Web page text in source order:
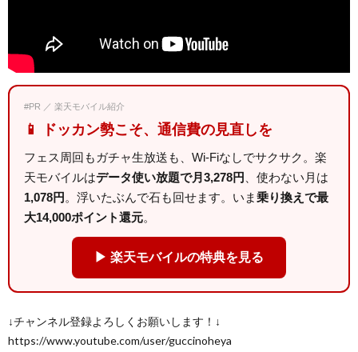
#PR ／ 楽天モバイル紹介
📱 ドッカン勢こそ、通信費の見直しを
フェス周回もガチャ生放送も、Wi-Fiなしでサクサク。楽
天モバイルはデータ使い放題で月3,278円
、使わない月は
1,078円 。浮いたぶんで石も回せます。いま乗り換えで最
大14,000ポイント還元。
▶ 楽天モバイルの特典を見る
↓チャンネル登録よろしくお願いします！↓
https://www.youtube.com/user/guccinoheya